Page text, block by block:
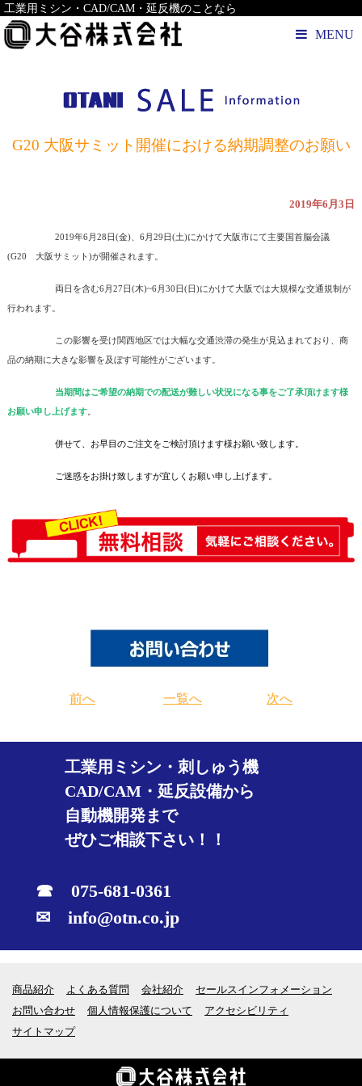
工業用ミシン・CAD/CAM・延反機のことなら
MENU
G20 大阪サミット開催における納期調整のお願い
2019年6月3日
2019年6月28日(金)、6月29日(土)にかけて大阪市にて主要国首脳会議
(G20 大阪サミット)が開催されます。
両日を含む6月27日(木)~6月30日(日)にかけて大阪では大規模な交通規制が
行われます。
この影響を受け関西地区では大幅な交通渋滞の発生が見込まれており、商
品の納期に大きな影響を及ぼす可能性がございます。
当期間はご希望の納期での配送が難しい状況になる事をご了承頂けます様
お願い申し上げます。
併せて、お早目のご注文をご検討頂けます様お願い致します。
ご迷惑をお掛け致しますが宜しくお願い申し上げます。
前へ 一覧へ 次へ
工業用ミシン・刺しゅう機
CAD/CAM・延反設備から
自動機開発まで
ぜひご相談下さい！！
☎ 075-681-0361
✉ info@otn.co.jp
商品紹介 よくある質問 会社紹介
セールスインフォメーション
お問い合わせ
個人情報保護について
アクセシビリティ
サイトマップ